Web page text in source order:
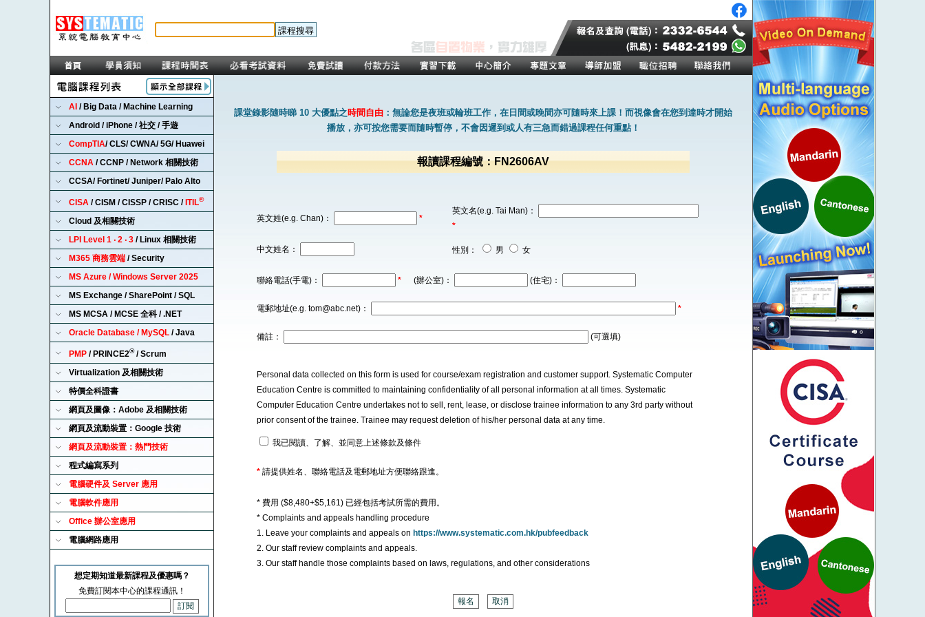
AI / Big Data / Machine Learning
Android / iPhone / 社交 / 手遊
CompTIA/ CLS/ CWNA/ 5G/ Huawei
CCNA / CCNP / Network 相關技術
CCSA/ Fortinet/ Juniper/ Palo Alto
CISA / CISM / CISSP / CRISC / ITIL®
Cloud 及相關技術
LPI Level 1 ‧ 2 ‧ 3 / Linux 相關技術
M365 商務雲端 / Security
MS Azure / Windows Server 2025
MS Exchange / SharePoint / SQL
MS MCSA / MCSE 全科 / .NET
Oracle Database / MySQL / Java
PMP / PRINCE2®/ Scrum
Virtualization 及相關技術
特價全科證書
網頁及圖像：Adobe 及相關技術
網頁及流動裝置：Google 技術
網頁及流動裝置：熱門技術
程式編寫系列
電腦硬件及 Server 應用
電腦軟件應用
Office 辦公室應用
電腦網路應用
想定期知道最新課程及優惠嗎？
免費訂閱本中心的課程通訊！
課堂錄影隨時睇 10 大優點之時間自由 ：無論您是夜班或輪班工作，在日間或晚間亦可隨時來上課！而視像會在您到達時才開始
播放，亦可按您需要而隨時暫停，不會因遲到或人有三急而錯過課程任何重點！
報讀課程編號：FN2606AV
英文姓(e.g. Chan)： *
英文名(e.g. Tai Man)：
*
中文姓名： 性別： 男 女
聯絡電話(手電)： * (辦公室)： (住宅)：
電郵地址(e.g. tom@abc.net)： *
備註： (可選填)
Personal data collected on this form is used for course/exam registration and customer support. Systematic Computer
Education Centre is committed to maintaining confidentiality of all personal information at all times. Systematic
Computer Education Centre undertakes not to sell, rent, lease, or disclose trainee information to any 3rd party without
prior consent of the trainee. Trainee may request deletion of his/her personal data at any time.
我已閱讀、了解、並同意上述條款及條件
* 請提供姓名、聯絡電話及電郵地址方便聯絡跟進。
* 費用 ($8,480+$5,161) 已經包括考試所需的費用。
* Complaints and appeals handling procedure
1. Leave your complaints and appeals on https://www.systematic.com.hk/pubfeedback
2. Our staff review complaints and appeals.
3. Our staff handle those complaints based on laws, regulations, and other considerations